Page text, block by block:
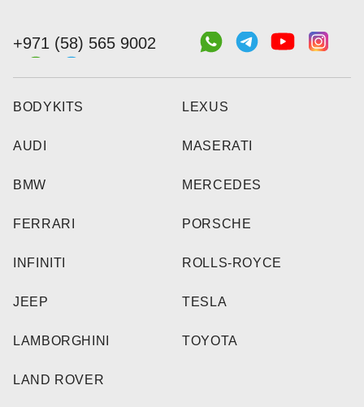
+971 (58) 565 9002
BODYKITS
AUDI
BMW
FERRARI
INFINITI
JEEP
LAMBORGHINI
LAND ROVER
LEXUS
MASERATI
MERCEDES
PORSCHE
ROLLS-ROYCE
TESLA
TOYOTA